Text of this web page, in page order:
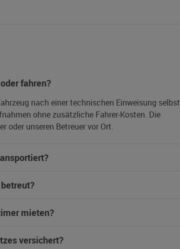
fahren?
nach einer technischen Einweisung selbst
ohne zusätzliche Fahrer-Kosten. Die
oder unseren Betreuer vor Ort.
mieten?
versichert?